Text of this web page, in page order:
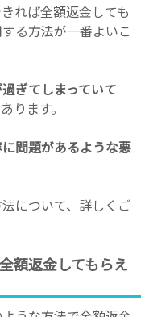
れば全額返金しても
る方法が一番よいこ
ぎてしまっていて
ります。
問題があるような悪
について、詳しくご
額返金してもらえ